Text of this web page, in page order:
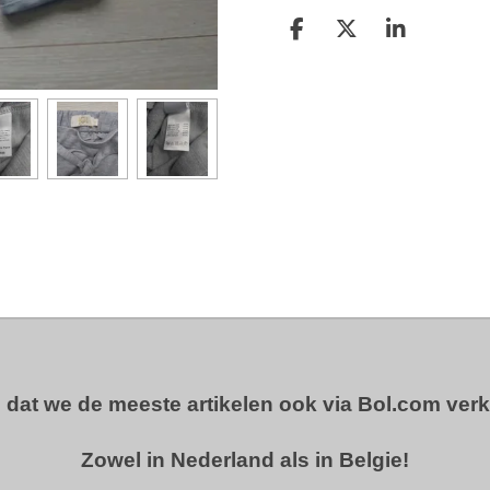
D
D
S
dat we de meeste artikelen ook via Bol.com
Zowel in Nederland als in Belgie!